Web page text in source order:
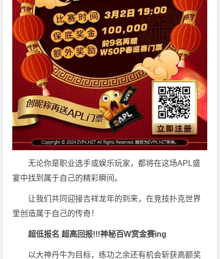
无论你是职业选手或娱乐玩家，都将在这场APL盛
宴中找到属于自己的精彩瞬间。
让我们共同迎接吉祥龙年的到来，在竞技扑克世界
里创造属于自己的传奇！
超低报名 超高回报!!!神秘百W赏金赛ing
以大神丹牛为目标，练功之余还有机会斩获高额奖